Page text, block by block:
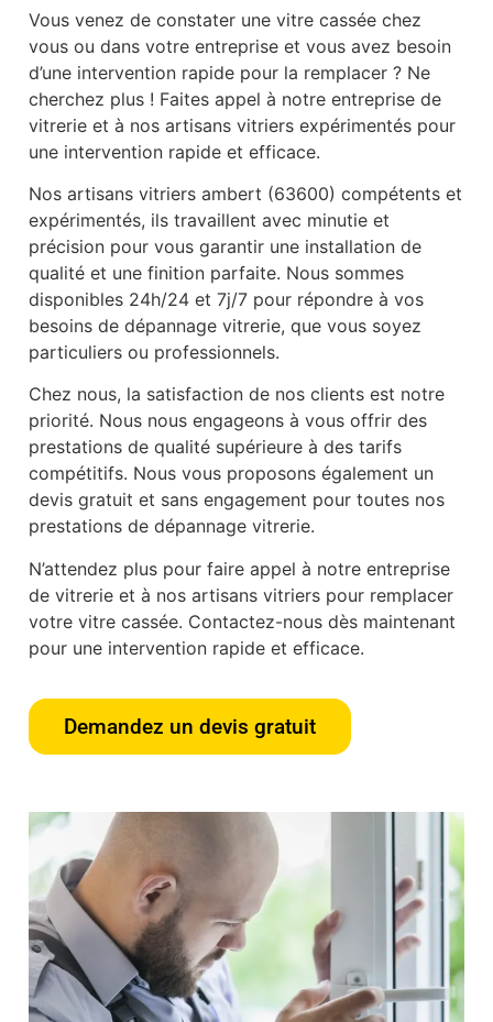
Vous venez de constater une vitre cassée chez
vous ou dans votre entreprise et vous avez besoin
d’une intervention rapide pour la remplacer ? Ne
cherchez plus ! Faites appel à notre entreprise de
vitrerie et à nos artisans vitriers expérimentés pour
une intervention rapide et efficace.
Nos artisans vitriers ambert (63600) compétents et
expérimentés, ils travaillent avec minutie et
précision pour vous garantir une installation de
qualité et une finition parfaite. Nous sommes
disponibles 24h/24 et 7j/7 pour répondre à vos
besoins de dépannage vitrerie, que vous soyez
particuliers ou professionnels.
Chez nous, la satisfaction de nos clients est notre
priorité. Nous nous engageons à vous offrir des
prestations de qualité supérieure à des tarifs
compétitifs. Nous vous proposons également un
devis gratuit et sans engagement pour toutes nos
prestations de dépannage vitrerie.
N’attendez plus pour faire appel à notre entreprise
de vitrerie et à nos artisans vitriers pour remplacer
votre vitre cassée. Contactez-nous dès maintenant
pour une intervention rapide et efficace.
Demandez un devis gratuit